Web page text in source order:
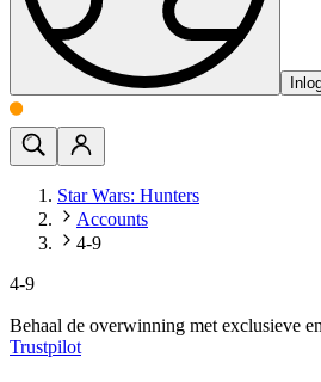
Star Wars: Hunters
Accounts
4-9
4-9
Behaal de overwinning met exclusieve
Trustpilot